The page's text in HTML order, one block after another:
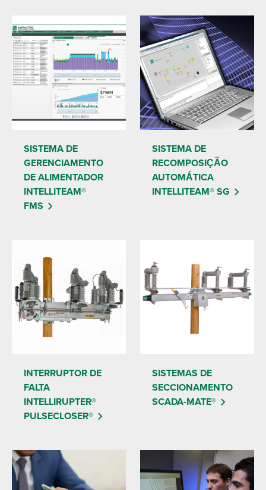
SISTEMA DE
GERENCIAMENTO
DE ALIMENTADOR
INTELLITEAM®
FMS
SISTEMA DE
RECOMPOSIÇÃO
AUTOMÁTICA
INTELLITEAM® SG
INTERRUPTOR DE
FALTA
INTELLIRUPTER®
PULSECLOSER®
SISTEMAS DE
SECCIONAMENTO
SCADA-MATE®